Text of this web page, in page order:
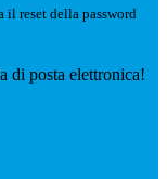
il reset della password
di posta elettronica!